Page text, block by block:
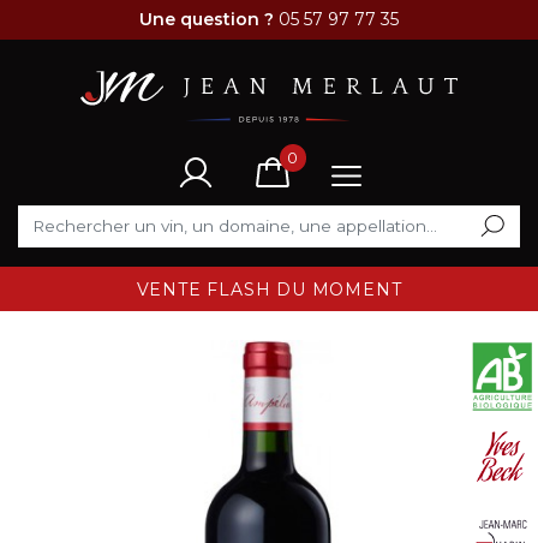
Une question ? 05 57 97 77 35
0
VENTE FLASH DU MOMENT